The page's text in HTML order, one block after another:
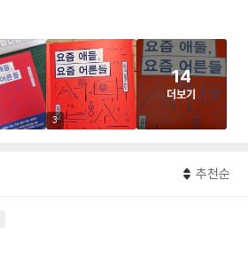
3
14
더보기
추천순